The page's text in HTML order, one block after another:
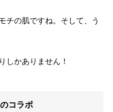
チの肌ですね。そして、う
しかありません！
コラボ